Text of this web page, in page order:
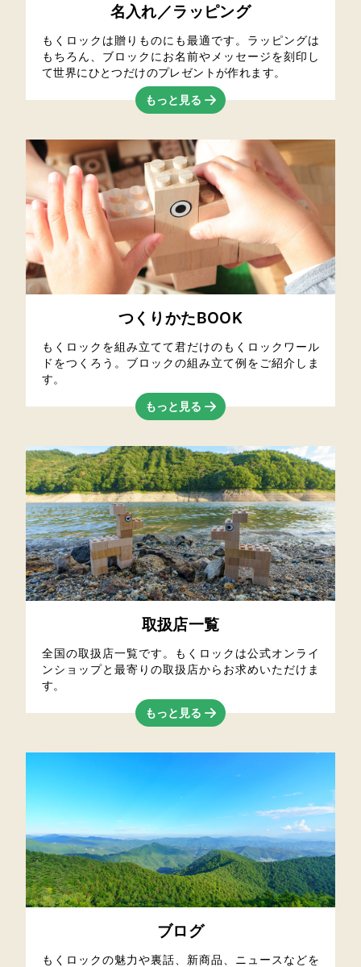
名入れ／ラッピング
もくロックは贈りものにも最適です。ラッピングは
もちろん、ブロックにお名前やメッセージを刻印し
て世界にひとつだけのプレゼントが作れます。
もっと見る
つくりかたBOOK
もくロックを組み立てて君だけのもくロックワール
ドをつくろう。ブロックの組み立て例をご紹介しま
す。
もっと見る
取扱店一覧
全国の取扱店一覧です。もくロックは公式オンライ
ンショップと最寄りの取扱店からお求めいただけま
す。
もっと見る
ブログ
もくロックの魅力や裏話、新商品、ニュースなどを